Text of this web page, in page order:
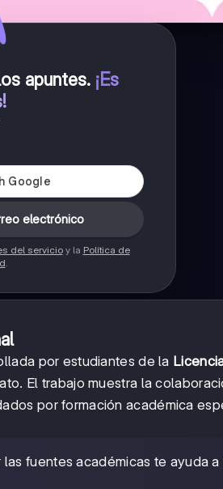
apuntes. ¡Es
electrónico
del servicioy la Política de
por estudiantes de la
El trabajo muestra la
por formación académica
fuentes académicas te ayuda